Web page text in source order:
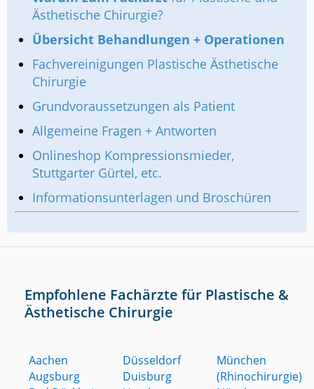
Ästhetische Chirurgie?
Übersicht Behandlungen + Operationen
Fachvereinigungen Plastische Ästhetische
Chirurgie
Grundvoraussetzungen als Patient
Allgemeine Fragen + Antworten
Onlineshop Kompressionsmieder,
Stuttgarter Gürtel, etc.
Informationsunterlagen und Broschüren
Empfohlene Fachärzte für Plastische &
Ästhetische Chirurgie
Aachen
Augsburg
Düsseldorf
Duisburg
München
(Rhinochirurgie)